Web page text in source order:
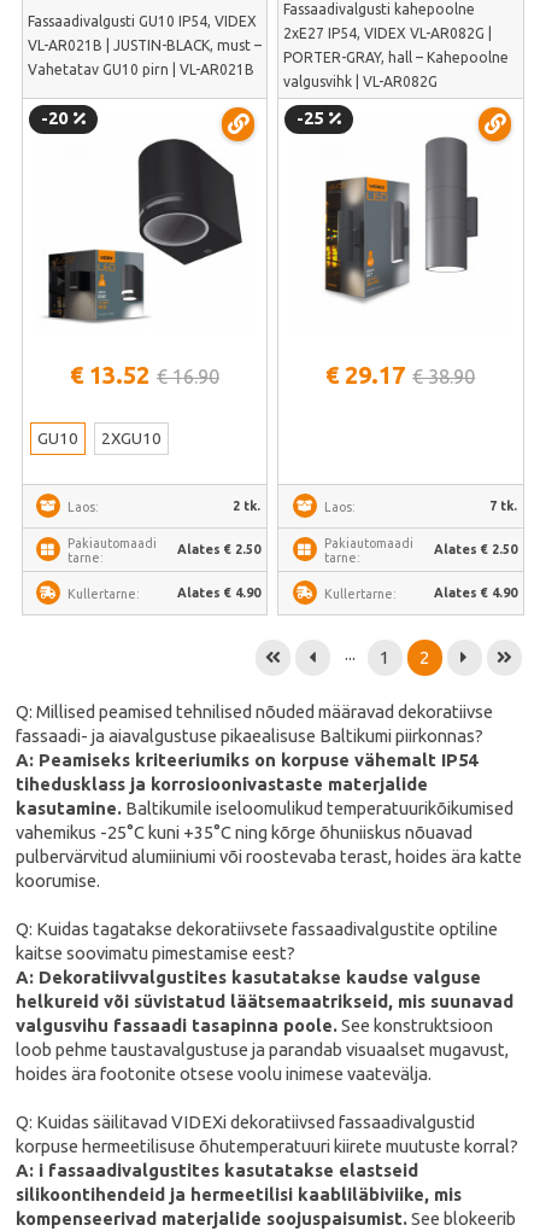
Fassaadivalgusti GU10 IP54, VIDEX
VL-AR021B | JUSTIN-BLACK, must –
Vahetatav GU10 pirn | VL-AR021B
-20
€ 13.52 € 16.90
GU10 2XGU10
Laos: 2 tk.
Pakiautomaadi
tarne:
Alates € 2.50
Kullertarne: Alates € 4.90
Fassaadivalgusti kahepoolne
2xE27 IP54, VIDEX VL-AR082G |
PORTER-GRAY, hall – Kahepoolne
valgusvihk | VL-AR082G
-25
€ 29.17 € 38.90
Laos: 7 tk.
Pakiautomaadi
tarne:
Alates € 2.50
Kullertarne: Alates € 4.90
... 1 2
Q: Millised peamised tehnilised nõuded määravad dekoratiivse
fassaadi- ja aiavalgustuse pikaealisuse Baltikumi piirkonnas?
A: Peamiseks kriteeriumiks on korpuse vähemalt IP54
tihedusklass ja korrosioonivastaste materjalide
kasutamine. Baltikumile iseloomulikud temperatuurikõikumised
vahemikus -25°C kuni +35°C ning kõrge õhuniiskus nõuavad
pulbervärvitud alumiiniumi või roostevaba terast, hoides ära katte
koorumise.
Q: Kuidas tagatakse dekoratiivsete fassaadivalgustite optiline
kaitse soovimatu pimestamise eest?
A: Dekoratiivvalgustites kasutatakse kaudse valguse
helkureid või süvistatud läätsemaatrikseid, mis suunavad
valgusvihu fassaadi tasapinna poole.See konstruktsioon
loob pehme taustavalgustuse ja parandab visuaalset mugavust,
hoides ära footonite otsese voolu inimese vaatevälja.
Q: Kuidas säilitavad VIDEXi dekoratiivsed fassaadivalgustid
korpuse hermeetilisuse õhutemperatuuri kiirete muutuste korral?
A: i fassaadivalgustites kasutatakse elastseid
silikoontihendeid ja hermeetilisi kaabliläbiviike, mis
kompenseerivad materjalide soojuspaisumist.See blokeerib